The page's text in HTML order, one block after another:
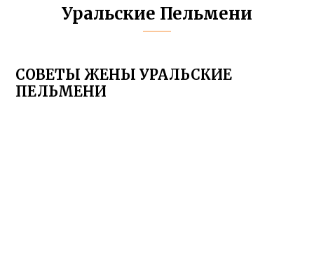
Уральские Пельмени
СОВЕТЫ ЖЕНЫ УРАЛЬСКИЕ
ПЕЛЬМЕНИ